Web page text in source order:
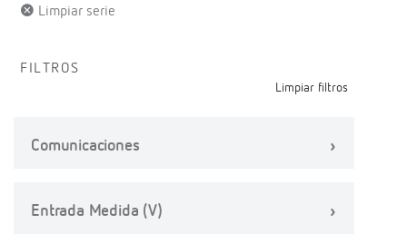
Limpiar serie
FILTROS
Limpiar filtros
Comunicaciones
Entrada Medida (V)